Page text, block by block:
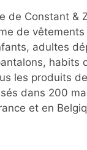
de Constant &
de
adultes
habits
les produits
dans 200
et en